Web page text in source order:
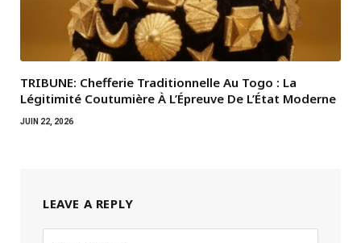
TRIBUNE: Chefferie Traditionnelle Au Togo : La
Légitimité Coutumière À L’Épreuve De L’État Moderne
JUIN 22, 2026
LEAVE A REPLY